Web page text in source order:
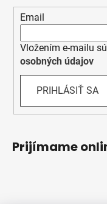
Email
Vložením e-mailu
osobných údajov
PRIHLÁSIŤ SA
Prijímame